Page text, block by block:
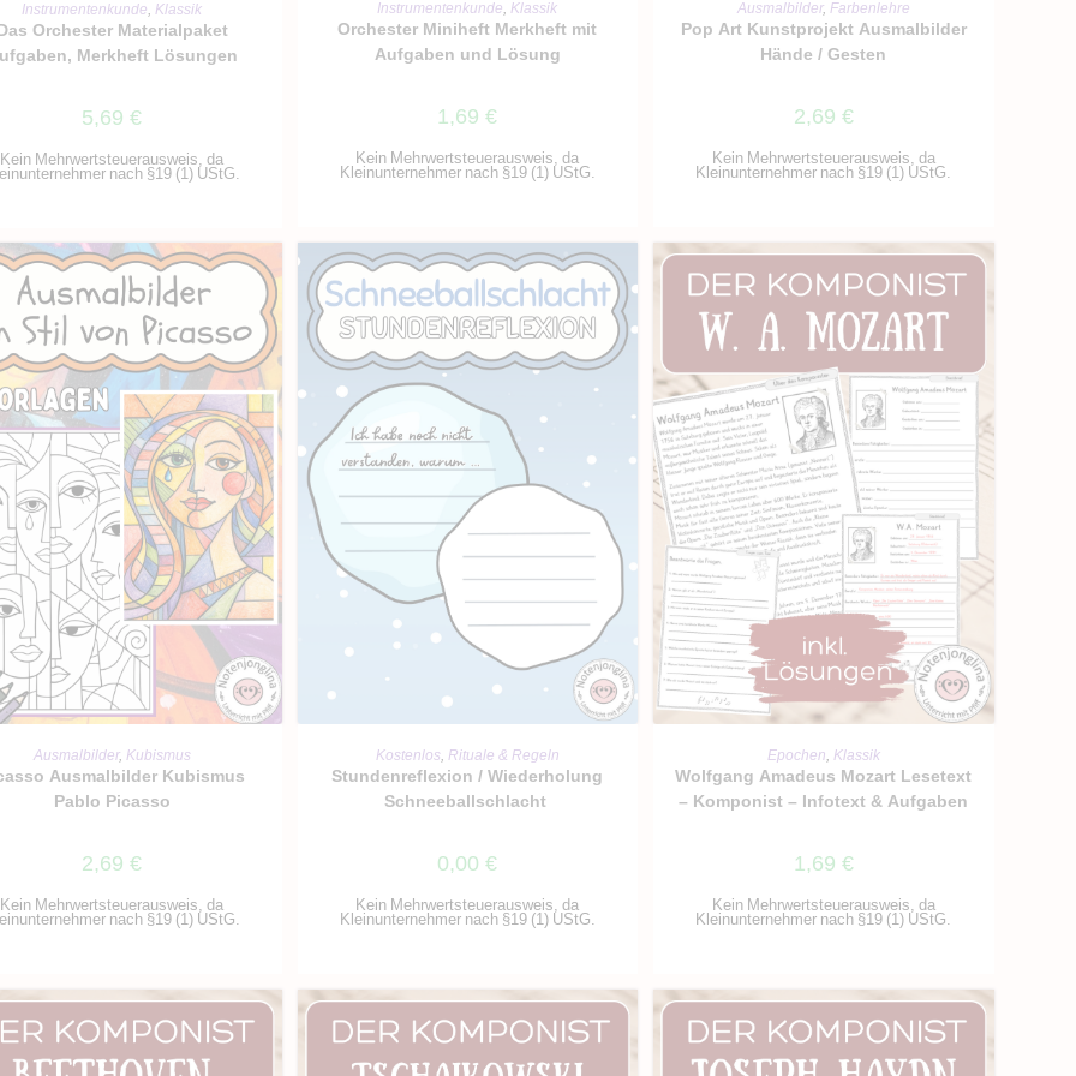
Instrumentenkunde,Klassik
Orchester Materialpaket
Merkheft Lösungen
5,69€
Kein Mehrwertsteuerausweis, da
nach §19 (1) UStG.
Instrumentenkunde,Klassik
Orchester Miniheft Merkheft mit
Aufgaben und Lösung
1,69€
Kein Mehrwertsteuerausweis, da
Kleinunternehmer nach §19 (1) UStG.
Ausmalbilder, Farbenlehre
Pop Art Kunstprojekt Ausmalbilder
Hände / Gesten
2,69 €
Kein Mehrwertsteuerausweis, da
Kleinunternehmer nach §19 (1) UStG.
IN DEN WARENKORB
Ausmalbilder, Kubismus
Ausmalbilder Kubismus
Pablo Picasso
2,69€
Kein Mehrwertsteuerausweis, da
nach §19 (1) UStG.
IN DEN WARENKORB
Kostenlos, Rituale & Regeln
Stundenreflexion / Wiederholung
Schneeballschlacht
0,00€
Kein Mehrwertsteuerausweis, da
Kleinunternehmer nach §19 (1) UStG.
IN DEN WARENKORB
Epochen, Klassik
Wolfgang Amadeus Mozart Lesetext
– Komponist – Infotext & Aufgaben
1,69 €
Kein Mehrwertsteuerausweis, da
Kleinunternehmer nach §19 (1) UStG.